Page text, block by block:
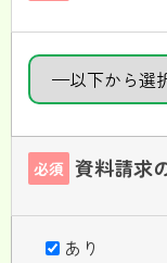
必須 資料請求
あり